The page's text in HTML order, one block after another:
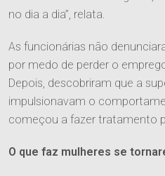
no dia a dia”, relata.
As funcionárias não
por medo de perder o
Depois, descobriram que a
impulsionavam o
começou a fazer tratamento
O que faz mulheres se